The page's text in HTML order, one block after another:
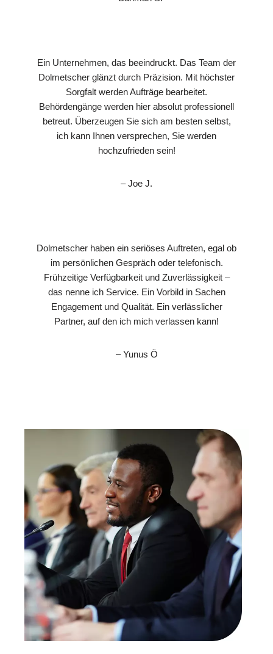
Ein Unternehmen, das beeindruckt. Das Team der
Dolmetscher glänzt durch Präzision. Mit höchster
Sorgfalt werden Aufträge bearbeitet.
Behördengänge werden hier absolut professionell
betreut. Überzeugen Sie sich am besten selbst,
ich kann Ihnen versprechen, Sie werden
hochzufrieden sein!
– Joe J.
Dolmetscher haben ein seriöses Auftreten, egal ob
im persönlichen Gespräch oder telefonisch.
Frühzeitige Verfügbarkeit und Zuverlässigkeit –
das nenne ich Service. Ein Vorbild in Sachen
Engagement und Qualität. Ein verlässlicher
Partner, auf den ich mich verlassen kann!
– Yunus Ö